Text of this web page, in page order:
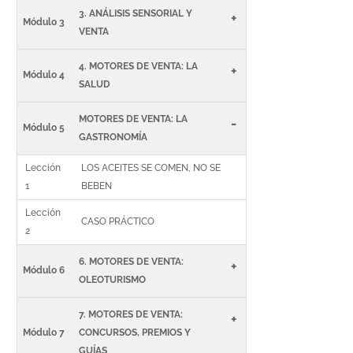
Módulo 3
3. ANÁLISIS SENSORIAL Y
VENTA
+
Módulo 4
4. MOTORES DE VENTA: LA
SALUD
+
Módulo 5
MOTORES DE VENTA: LA
GASTRONOMÍA
-
Lección
1
LOS ACEITES SE COMEN, NO SE
BEBEN
Lección
2
CASO PRÁCTICO
Módulo 6
6. MOTORES DE VENTA:
OLEOTURISMO
+
Módulo 7
7. MOTORES DE VENTA:
CONCURSOS, PREMIOS Y
GUÍAS
+